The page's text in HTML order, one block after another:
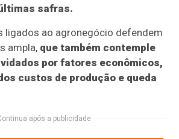
safras.
ligados ao agronegócio defendem
ampla, que também contemple
por fatores econômicos,
custos de produção e queda
após a publicidade